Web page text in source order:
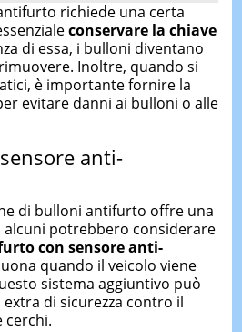
richiede una certa
conservare la chiave
di essa, i bulloni diventano
Inoltre, quando si
è importante fornire la
evitare danni ai bulloni o alle
anti-
di bulloni antifurto offre una
potrebbero considerare
con sensore anti-
quando il veicolo viene
sistema aggiuntivo può
di sicurezza contro il
cerchi.